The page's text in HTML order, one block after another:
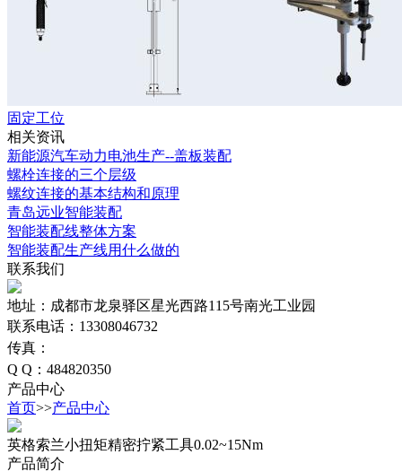
固定工位
相关资讯
新能源汽车动力电池生产--盖板装配
螺栓连接的三个层级
螺纹连接的基本结构和原理
青岛远业智能装配
智能装配线整体方案
智能装配生产线用什么做的
联系我们
地址：成都市龙泉驿区星光西路115号南光工业园
联系电话：13308046732
传真：
Q Q：484820350
产品中心
首页>>产品中心
英格索兰小扭矩精密拧紧工具0.02~15Nm
产品简介